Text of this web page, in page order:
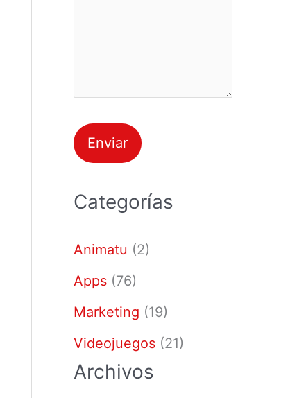
Categorías
Animatu (2)
Apps (76)
Marketing (19)
Videojuegos (21)
Archivos